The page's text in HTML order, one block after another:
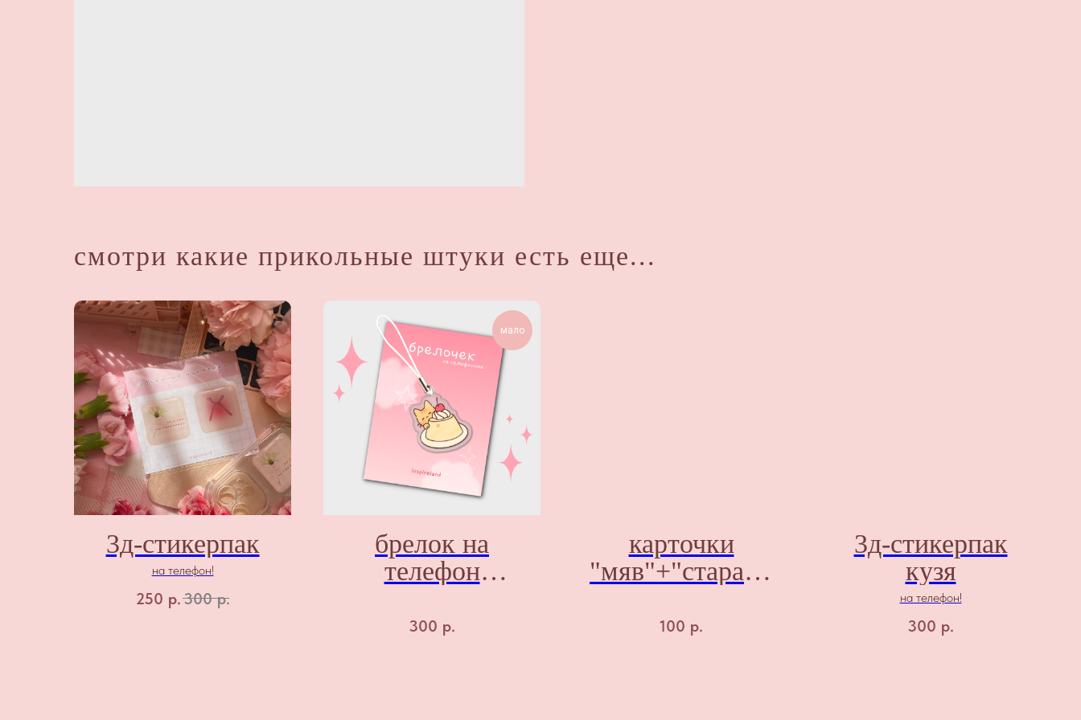
смотри какие прикольные штуки есть еще...
3д-стикерпак
на телефон!
250 р.300 р.
мало
брелок на
телефон
300 р.
карточки
"мяв"+"старани
100 р.
3д-стикерпак
кузя
на телефон!
300 р.